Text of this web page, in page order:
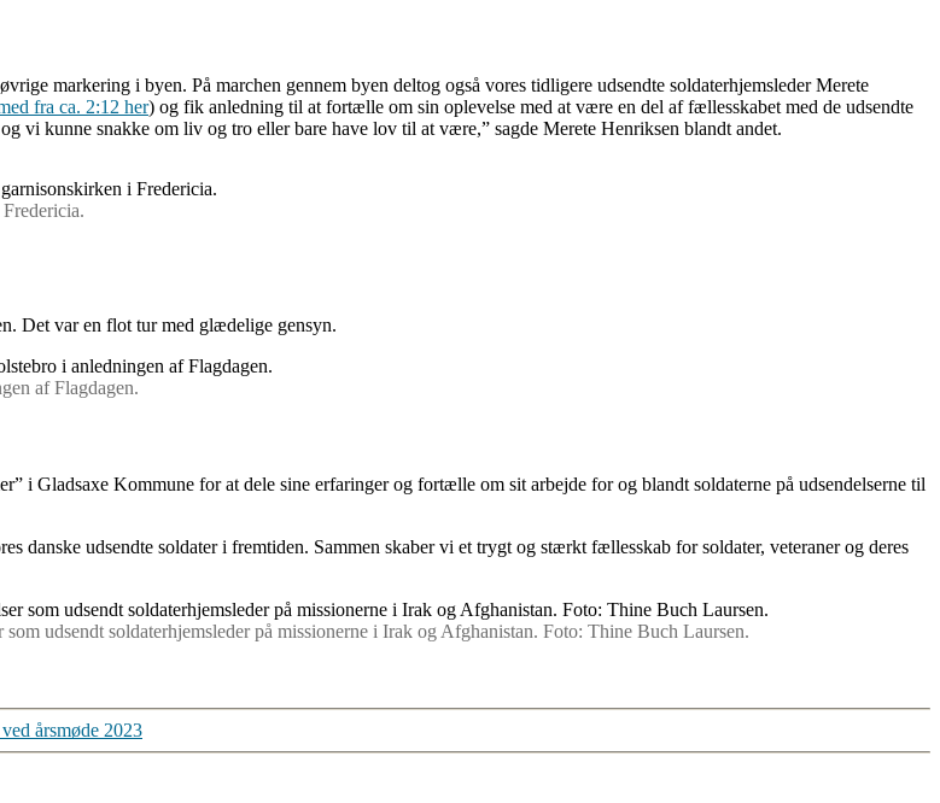
markering i byen. På marchen gennem byen deltog også vores tidligere udsendte soldaterhjemsleder Merete
fra ca. 2:12 her) og fik anledning til at fortælle om sin oplevelse med at være en del af fællesskabet med de udsendte
vi kunne snakke om liv og tro eller bare have lov til at være,” sagde Merete Henriksen blandt andet.
Det var en flot tur med glædelige gensyn.
af Flagdagen.
i Gladsaxe Kommune for at dele sine erfaringer og fortælle om sit arbejde for og blandt soldaterne på udsendelserne til
danske udsendte soldater i fremtiden. Sammen skaber vi et trygt og stærkt fællesskab for soldater, veteraner og deres
udsendt soldaterhjemsleder på missionerne i Irak og Afghanistan. Foto: Thine Buch Laursen.
årsmøde 2023